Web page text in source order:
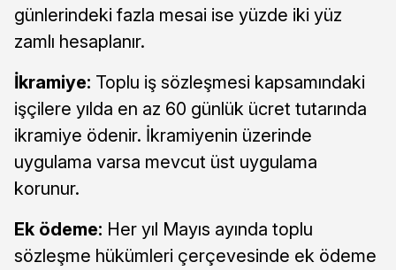
günlerindeki fazla mesai ise yüzde iki yüz
zamlı hesaplanır.
İkramiye: Toplu iş sözleşmesi kapsamındaki
işçilere yılda en az 60 günlük ücret tutarında
ikramiye ödenir. İkramiyenin üzerinde
uygulama varsa mevcut üst uygulama
korunur.
Ek ödeme: Her yıl Mayıs ayında toplu
sözleşme hükümleri çerçevesinde ek ödeme